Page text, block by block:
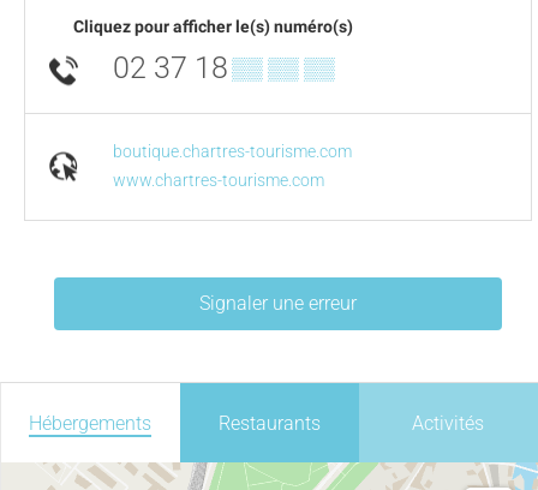
Cliquez pour afficher le(s) numéro(s)
02 37 18 ▒▒ ▒▒ ▒▒
boutique.chartres-tourisme.com
www.chartres-tourisme.com
Signaler une erreur
Hébergements Restaurants Activités